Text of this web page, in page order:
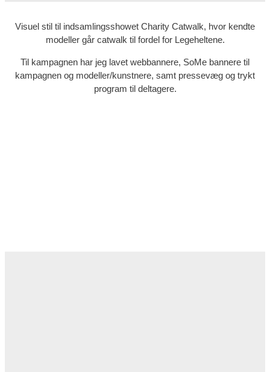
Visuel stil til indsamlingsshowet Charity Catwalk, hvor kendte
modeller går catwalk til fordel for Legeheltene.
Til kampagnen har jeg lavet webbannere, SoMe bannere til
kampagnen og modeller/kunstnere, samt pressevæg og trykt
program til deltagere.